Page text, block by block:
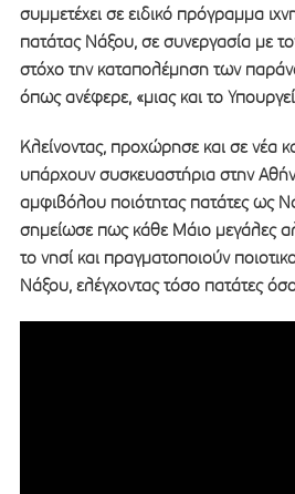
συμμετέχει σε ειδικό πρόγραμμα
πατάτας Νάξου, σε συνεργασία με
στόχο την καταπολέμηση των
όπως ανέφερε, «μιας και το
Κλείνοντας, προχώρησε και σε νέα
υπάρχουν συσκευαστήρια στην
αμφιβόλου ποιότητας πατάτες ως
σημείωσε πως κάθε Μάιο μεγάλες
το νησί και πραγματοποιούν
Νάξου, ελέγχοντας τόσο πατάτες